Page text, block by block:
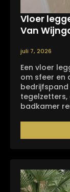
Vloer
Van
juli 7, 2026
Een vloer
om sfeer en
bedrijfspand
tegelzetters,
badkamer